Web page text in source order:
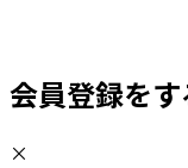
会員登録を
×